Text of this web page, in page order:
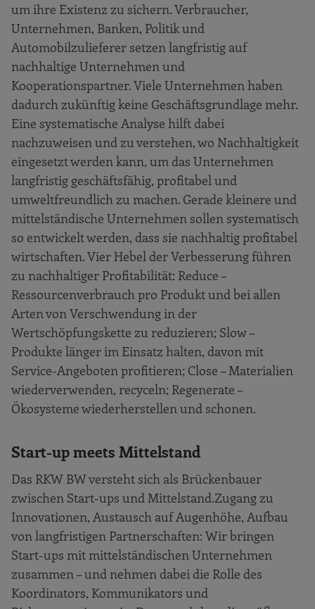
um ihre Existenz zu sichern. Verbraucher,
Unternehmen, Banken, Politik und
Automobilzulieferer setzen langfristig auf
nachhaltige Unternehmen und
Kooperationspartner. Viele Unternehmen haben
dadurch zukünftig keine Geschäftsgrundlage mehr.
Eine systematische Analyse hilft dabei
nachzuweisen und zu verstehen, wo Nachhaltigkeit
eingesetzt werden kann, um das Unternehmen
langfristig geschäftsfähig, profitabel und
umweltfreundlich zu machen. Gerade kleinere und
mittelständische Unternehmen sollen systematisch
so entwickelt werden, dass sie nachhaltig profitabel
wirtschaften. Vier Hebel der Verbesserung führen
zu nachhaltiger Profitabilität: Reduce –
Ressourcenverbrauch pro Produkt und bei allen
Arten von Verschwendung in der
Wertschöpfungskette zu reduzieren; Slow –
Produkte länger im Einsatz halten, davon mit
Service-Angeboten profitieren; Close – Materialien
wiederverwenden, recyceln; Regenerate –
Ökosysteme wiederherstellen und schonen.
Start-up meets Mittelstand
Das RKW BW versteht sich als Brückenbauer
zwischen Start-ups und Mittelstand.Zugang zu
Innovationen, Austausch auf Augenhöhe, Aufbau
von langfristigen Partnerschaften: Wir bringen
Start-ups mit mittelständischen Unternehmen
zusammen – und nehmen dabei die Rolle des
Koordinators, Kommunikators und